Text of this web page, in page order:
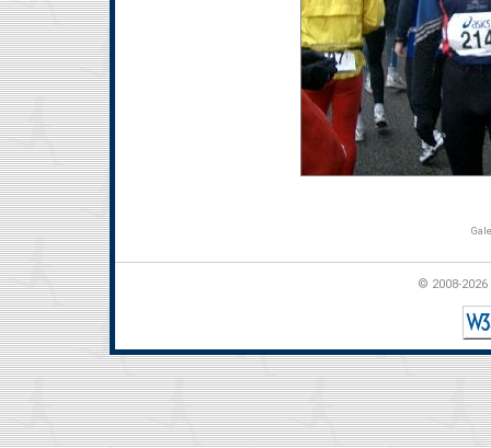
© 2008-2026